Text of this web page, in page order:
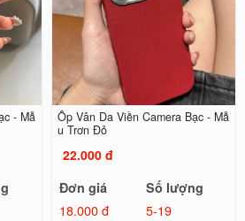
- Mẫ
Ốp Vân Da Viền Camera Bạc - Mẫ
u Trơn Đỏ
22.000 đ
Đơn giá
Số lượng
18.000 đ
5-19